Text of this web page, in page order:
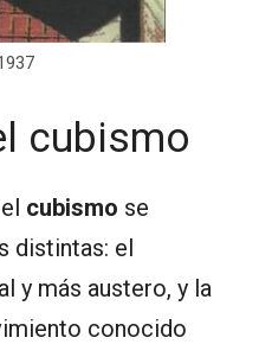
cubismo
cubismo se
distintas: el
y más austero, y la
conocido